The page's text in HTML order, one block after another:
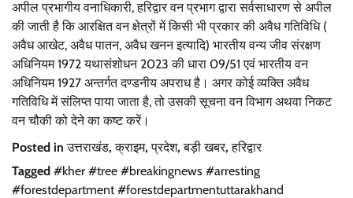
अपील प्रभागीय वनाधिकारी, हरिद्वार वन प्रभाग द्वारा सर्वसाधारण से अपील
की जाती है कि आरक्षित वन क्षेत्रों में किसी भी प्रकार की अवैध गतिविधि (
अवैध आखेट, अवैध पातन, अवैध खनन इत्यादि) भारतीय वन्य जीव संरक्षण
अधिनियम 1972 यथासंशोधन 2023 की धारा 09/51 एवं भारतीय वन
अधिनियम 1927 अन्तर्गत दण्डनीय अपराध है। अगर कोई व्यक्ति अवैध
गतिविधि में संलिप्त पाया जाता है, तो उसकी सूचना वन विभाग अथवा निकट
वन चौकी को देने का कष्ट करें।
Posted inउत्तराखंड,क्राइम,प्रदेश,बड़ी खबर,हरिद्वार
Tagged #kher #tree #breakingnews #arresting
#forestdepartment #forestdepartmentuttarakhand